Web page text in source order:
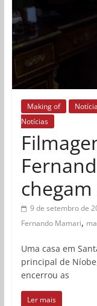
Making of
Notícias
9 de setembro de
Fernando Mamari,
Uma casa em
principal de
encerrou as
Ler mais